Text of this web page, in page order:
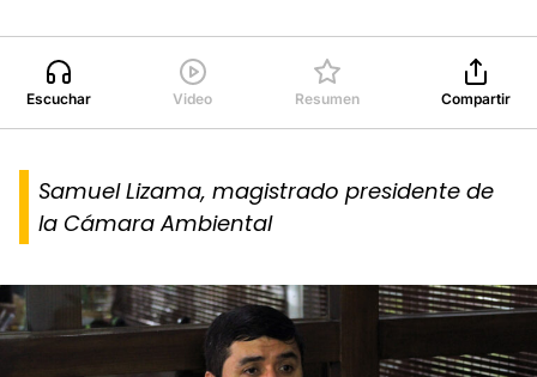
Escuchar Video Resumen Compartir
Samuel Lizama, magistrado presidente de
la Cámara Ambiental